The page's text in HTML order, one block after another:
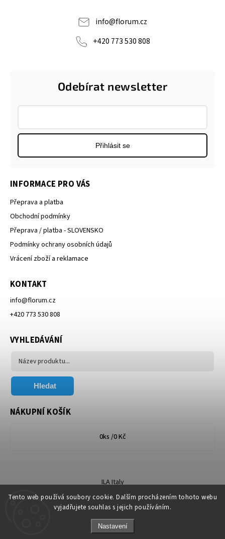
Tento web používá soubory cookie. Dalším procházením tohoto webu
vyjadřujete souhlas s jejich používáním.
Nastavení
info@florum.cz
+420 773 530 808
Odebírat newsletter
Přihlásit se
INFORMACE PRO VÁS
Přeprava a platba
Obchodní podmínky
Přeprava / platba - SLOVENSKO
Podmínky ochrany osobních údajů
Vrácení zboží a reklamace
KONTAKT
info@florum.cz
+420 773 530 808
VYHLEDÁVÁNÍ
Hledat
NÁKUPNÍ KOŠÍK
0ks /0 Kč
ILA Italy